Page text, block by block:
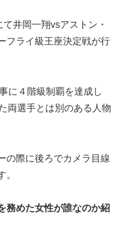
井岡一翔vsアストン・
フライ級王座決定戦が行
に４階級制覇を達成し
両選手とは別のある人物
の際に後ろでカメラ目線
。
務めた女性が誰なのか紹